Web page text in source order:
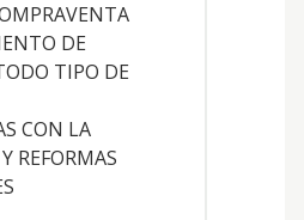
DE
TIPO DE
CON LA
REFORMAS